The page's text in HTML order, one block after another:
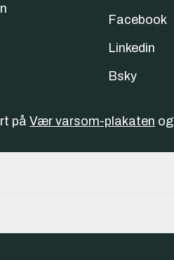
Facebook
Linkedin
Bsky
på Vær varsom-plakaten og